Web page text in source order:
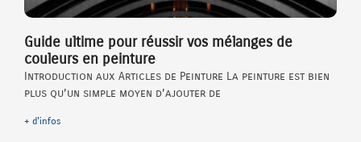
Guide ultime pour réussir vos mélanges de
couleurs en peinture
Introduction aux Articles de Peinture La peinture est bien
plus qu’un simple moyen d’ajouter de
+ d'infos